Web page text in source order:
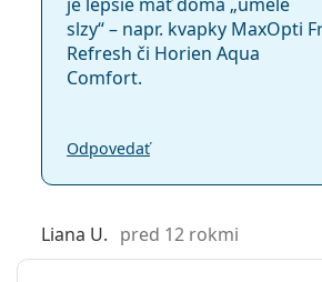
slzy“ – napr. kvapky MaxOpti
Refresh či Horien Aqua
Comfort.
Odpovedať
Liana U. pred 12 rokmi